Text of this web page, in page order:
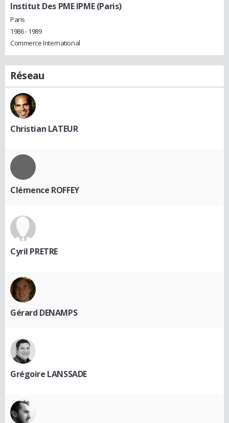
Institut Des PME IPME (Paris)
Paris
1986 - 1989
Commerce International
Réseau
Christian LATEUR
Clémence ROFFEY
Cyril PRETRE
Gérard DENAMPS
Grégoire LANSSADE